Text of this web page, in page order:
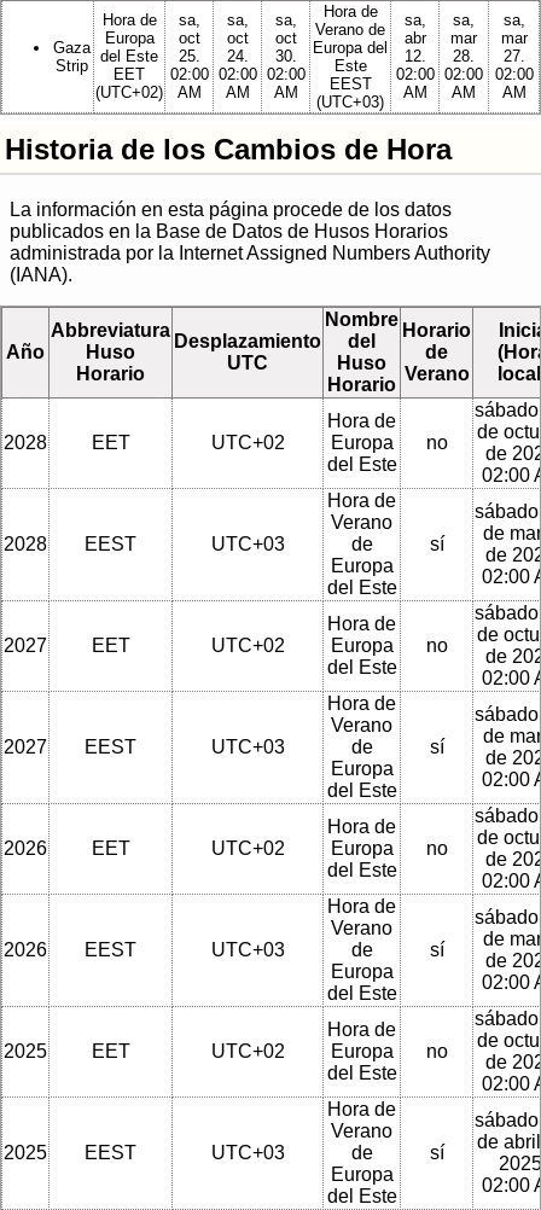
Gaza
Strip
Hora de
Europa
del Este
EET
(UTC+02)
sa,
oct
25.
02:00
AM
sa,
oct
24.
02:00
AM
sa,
oct
30.
02:00
AM
Hora de
Verano de
Europa del
Este
EEST
(UTC+03)
sa,
abr
12.
02:00
AM
sa,
mar
28.
02:00
AM
sa,
mar
27.
02:00
AM
Historia de los Cambios de Hora
La información en esta página procede de los datos
publicados en la Base de Datos de Husos Horarios
administrada por la Internet Assigned Numbers Authority
(IANA).
Año
Abbreviatura
Huso
Horario
Desplazamiento
UTC
Nombre
del
Huso
Horario
Horario
de
Verano
2028 EET UTC+02
Hora de
Europa
del Este
no
de
de
02:00
2028 EEST UTC+03
Hora de
Verano
de
Europa
del Este
sí
de
de
02:00
2027 EET UTC+02
Hora de
Europa
del Este
no
de
de
02:00
2027 EEST UTC+03
Hora de
Verano
de
Europa
del Este
sí
de
de
02:00
2026 EET UTC+02
Hora de
Europa
del Este
no
de
de
02:00
2026 EEST UTC+03
Hora de
Verano
de
Europa
del Este
sí
de
de
02:00
2025 EET UTC+02
Hora de
Europa
del Este
no
de
de
02:00
2025 EEST UTC+03
Hora de
Verano
de
Europa
del Este
sí
de
02:00